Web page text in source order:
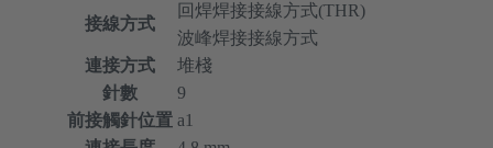
接線方式
回焊焊接接線方式(THR)
波峰焊接接線方式
連接方式
堆棧
針數
9
前接觸針位置 a1